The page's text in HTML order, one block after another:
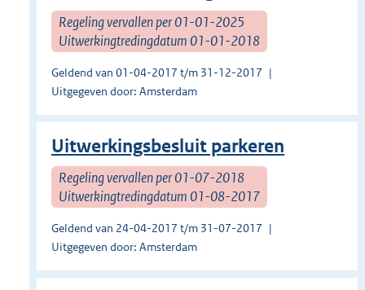
Regeling vervallen per 01-01-2025
Uitwerkingtredingdatum 01-01-2018
Geldend van 01-04-2017 t/m 31-12-2017
Uitgegeven door: Amsterdam
Uitwerkingsbesluit parkeren
Regeling vervallen per 01-07-2018
Uitwerkingtredingdatum 01-08-2017
Geldend van 24-04-2017 t/m 31-07-2017
Uitgegeven door: Amsterdam